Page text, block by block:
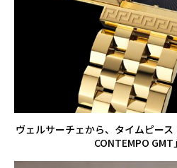
ヴェルサーチェから、タイムピース
CONTEMPO GMT